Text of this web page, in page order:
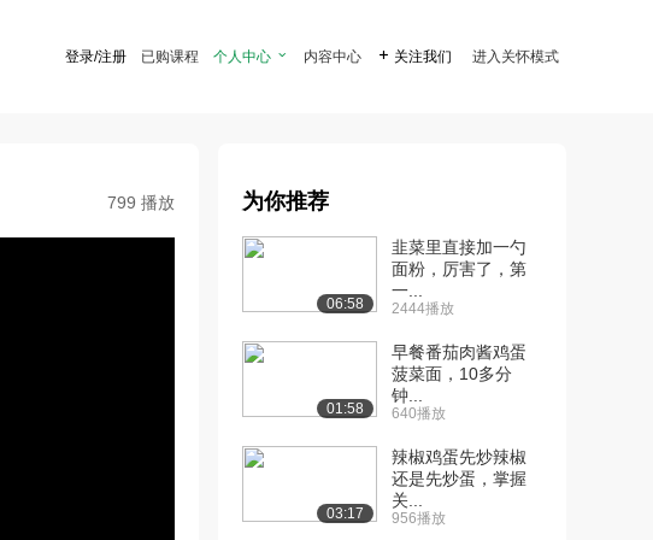
登录/注册 已购课程 个人中心  内容中心  关注我们 进入关怀模式
799 播放 为你推荐
06:58
韭菜里直接加一勺
面粉，厉害了，第
一...
2444播放
01:58
早餐番茄肉酱鸡蛋
菠菜面，10多分
钟...
640播放
03:17
辣椒鸡蛋先炒辣椒
还是先炒蛋，掌握
关...
956播放